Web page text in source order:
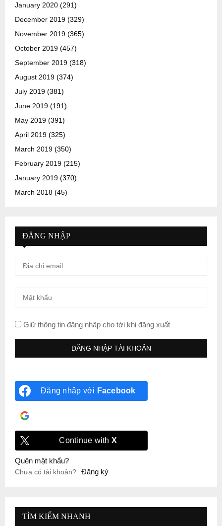
January 2020 (291)
December 2019 (329)
November 2019 (365)
October 2019 (457)
September 2019 (318)
August 2019 (374)
July 2019 (381)
June 2019 (191)
May 2019 (391)
April 2019 (325)
March 2019 (350)
February 2019 (215)
January 2019 (370)
March 2018 (45)
ĐĂNG NHẬP
Giữ thông tin đăng nhập cho tới khi đăng xuất
Đăng nhập với Facebook
Continue with X
Quên mật khẩu?
Chưa có tài khoản? Đăng ký
TÌM KIẾM NHANH